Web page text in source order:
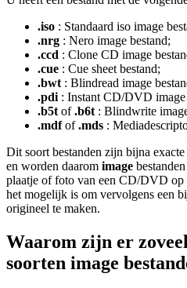
.iso : Standaard iso image
.nrg : Nero image bestand;
.ccd : Clone CD image
.cue : Cue sheet bestand;
.bwt : Blindread image
.pdi : Instant CD/DVD image
.b5t of.b6t : Blindwrite
.mdfof.mds :
Dit soort bestanden zijn bijna
en worden daarom image
plaatje of foto van een CD/DVD op
het mogelijk is om vervolgens een
origineel te maken.
Waarom zijn er
soorten image